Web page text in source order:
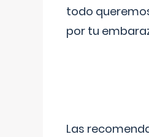
todo
por tu
Las